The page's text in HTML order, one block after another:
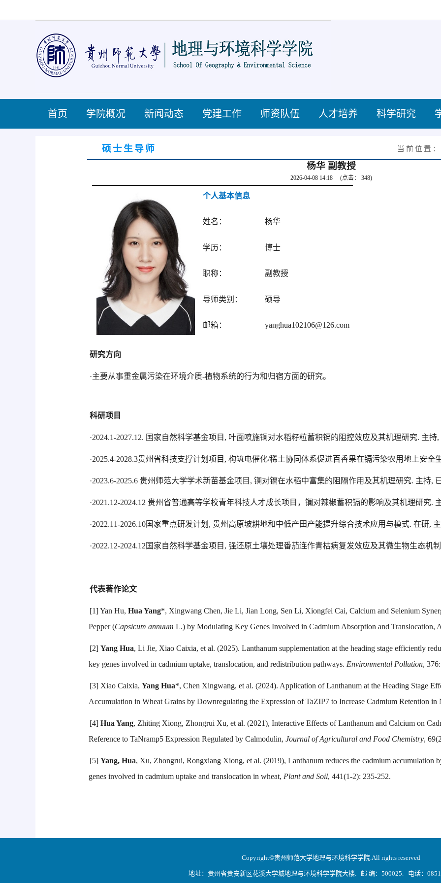
首页 学院概况 新闻动态 党建工作 师资队伍 人才培养 科学研究
硕士生导师 当前位置
杨华 副教授
2026-04-08 14:18 (点击： 348)
个人基本信息
姓名： 杨华
学历： 博士
职称： 副教授
导师类别： 硕导
邮箱： yanghua102106@126.com
研究方向
·主要从事重金属污染在环境介质-植物系统的行为和归宿方面的研究。
科研项目
·2024.1-2027.12. 国家自然科学基金项目, 叶面喷施镧对水稻籽粒蓄积镉的阻控效应及其机理研究. 主持
·2025.4-2028.3贵州省科技支撑计划项目, 构筑电催化/稀土协同体系促进百香果在镉污染农用地上安全
·2023.6-2025.6 贵州师范大学学术新苗基金项目, 镧对镉在水稻中富集的阻隔作用及其机理研究. 主持,
·2021.12-2024.12 贵州省普通高等学校青年科技人才成长项目，镧对辣椒蓄积镉的影响及其机理研究.
·2022.11-2026.10国家重点研发计划, 贵州高原坡耕地和中低产田产能提升综合技术应用与模式. 在研,
·2022.12-2024.12国家自然科学基金项目, 强还原土壤处理番茄连作青枯病复发效应及其微生物生态机
代表著作论文
[1] Yan Hu, Hua Yang*, Xingwang Chen, Jie Li, Jian Long, Sen Li, Xiongfei Cai, Calcium and Selenium
Pepper (Capsicum annuum L.) by Modulating Key Genes Involved in Cadmium Absorption and Translocation,
[2] Yang Hua, Li Jie, Xiao Caixia, et al. (2025). Lanthanum supplementation at the heading stage efficiently
key genes involved in cadmium uptake, translocation, and redistribution pathways. Environmental Pollution,
[3] Xiao Caixia, Yang Hua*, Chen Xingwang, et al. (2024). Application of Lanthanum at the Heading Stage
Accumulation in Wheat Grains by Downregulating the Expression of TaZIP7 to Increase Cadmium Retention in
[4] Hua Yang, Zhiting Xiong, Zhongrui Xu, et al. (2021), Interactive Effects of Lanthanum and Calcium on
Reference to TaNramp5 Expression Regulated by Calmodulin, Journal of Agricultural and Food Chemistry,
[5] Yang, Hua, Xu, Zhongrui, Rongxiang Xiong, et al. (2019), Lanthanum reduces the cadmium accumulation
genes involved in cadmium uptake and translocation in wheat, Plant and Soil, 441(1-2): 235-252.
Copyright©贵州师范大学地理与环境科学学院.All rights reserved
地址：贵州省贵安新区花溪大学城地理与环境科学学院大楼. 邮 编：500025. 电话：